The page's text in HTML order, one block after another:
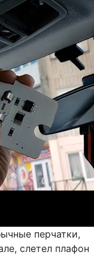
перчатки,
слетел плафон